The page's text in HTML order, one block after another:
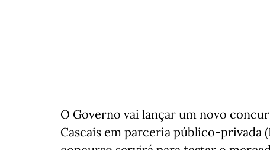
O Governo vai lançar um novo
Cascais em parceria público-privada